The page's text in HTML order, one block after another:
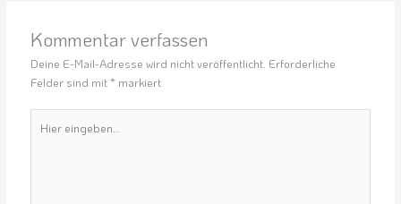
Kommentar verfassen
Deine E-Mail-Adresse wird nicht veröffentlicht. Erforderliche
Felder sind mit* markiert
eingeben…